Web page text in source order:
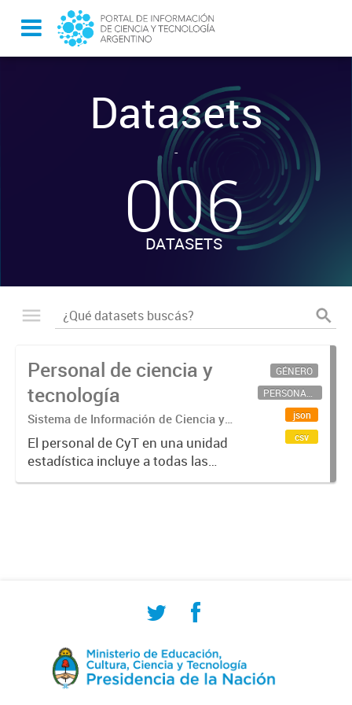
Datasets
-
006
DATASETS
Personal de ciencia y
tecnología
Sistema de Información de Ciencia y
Tecnología Argentino (SICYTAR)
El personal de CyT en una unidad
estadística incluye a todas las
personas involucradas
GÉNERO
PERSONAL CIENTÍFICO-TECNOLÓGICO
json
csv